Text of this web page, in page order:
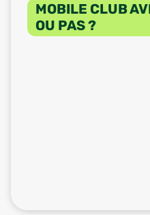
MOBILE CLUB
OU PAS ?